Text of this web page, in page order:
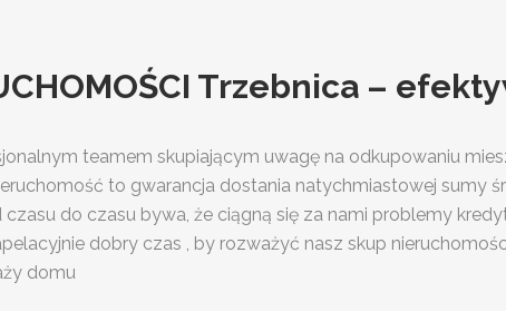
Trzebnica –
teamem skupiającym uwagę na odkupowaniu
to gwarancja dostania natychmiastowej sumy
czasu do czasu bywa, że ciągną się za nami problemy
dobry czas , by rozważyć nasz skup
domu